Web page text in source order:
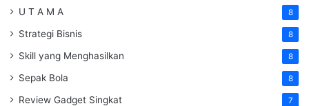
U T A M A 8
Strategi Bisnis 8
Skill yang Menghasilkan 8
Sepak Bola 8
Review Gadget Singkat 7